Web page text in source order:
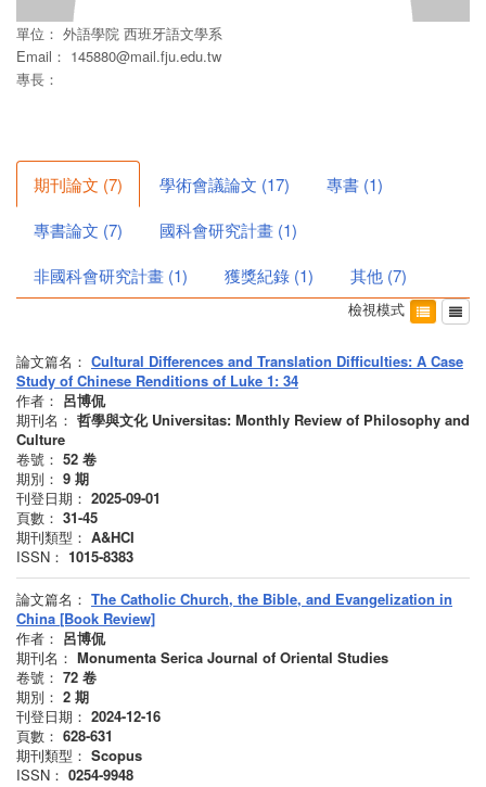
單位： 外語學院 西班牙語文學系
Email： 145880@mail.fju.edu.tw
專長：
期刊論文 (7) 學術會議論文 (17) 專書 (1)
專書論文 (7) 國科會研究計畫 (1)
非國科會研究計畫 (1) 獲獎紀錄 (1) 其他 (7)
檢視模式
論文篇名： Cultural Differences and Translation Difficulties: A Case
Study of Chinese Renditions of Luke 1: 34
作者： 呂博侃
期刊名： 哲學與文化 Universitas: Monthly Review of Philosophy and
Culture
卷號： 52 卷
期別： 9 期
刊登日期： 2025-09-01
頁數： 31-45
期刊類型： A&HCI
ISSN： 1015-8383
論文篇名： The Catholic Church, the Bible, and Evangelization in
China [Book Review]
作者： 呂博侃
期刊名： Monumenta Serica Journal of Oriental Studies
卷號： 72 卷
期別： 2 期
刊登日期： 2024-12-16
頁數： 628-631
期刊類型： Scopus
ISSN： 0254-9948